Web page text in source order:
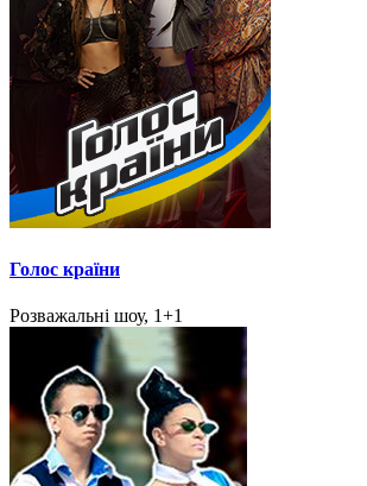
Голос країни
Розважальні шоу, 1+1